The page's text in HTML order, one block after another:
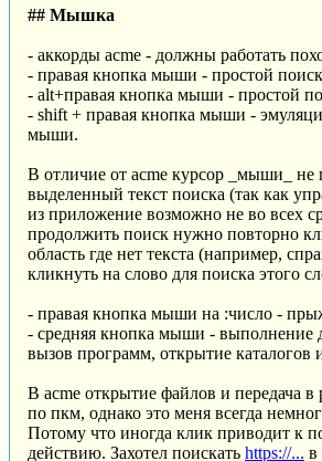
## Мышка
- аккорды acme - должны работать
- правая кнопка мыши - простой поиск
- alt+правая кнопка мыши - простой
- shift + правая кнопка мыши -
мыши.
В отличие от acme курсор _мыши_ не
выделенный текст поиска (так как
из приложение возможно не во всех
продолжить поиск нужно повторно
область где нет текста (например,
кликнуть на слово для поиска этого
- правая кнопка мыши на :число -
- средняя кнопка мыши - выполнение
вызов программ, открытие каталогов
В acme открытие файлов и передача в
по пкм, однако это меня всегда
Потому что иногда клик приводит к
действию. Захотел поискать https://... в